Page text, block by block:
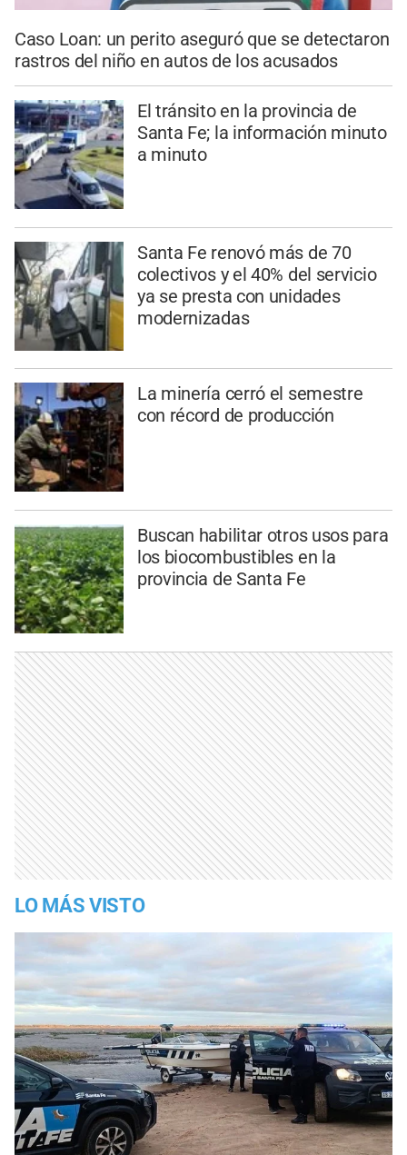
Caso Loan: un perito aseguró que se detectaron
rastros del niño en autos de los acusados
El tránsito en la provincia de
Santa Fe; la información minuto
a minuto
Santa Fe renovó más de 70
colectivos y el 40% del servicio
ya se presta con unidades
modernizadas
La minería cerró el semestre
con récord de producción
Buscan habilitar otros usos para
los biocombustibles en la
provincia de Santa Fe
LO MÁS VISTO